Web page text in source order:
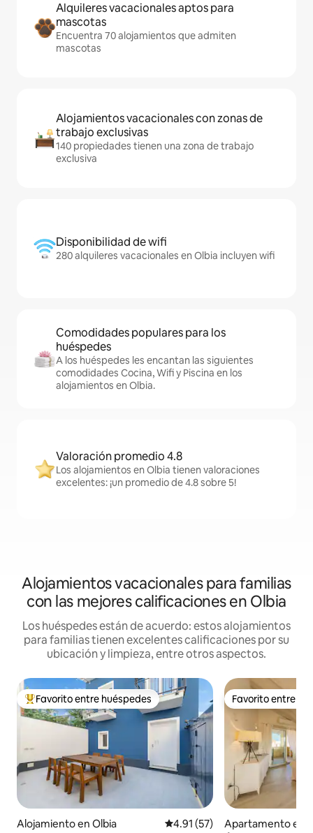
Alquileres vacacionales aptos para
mascotas
Encuentra 70 alojamientos que admiten
mascotas
Alojamientos vacacionales con zonas de
trabajo exclusivas
140 propiedades tienen una zona de trabajo
exclusiva
Disponibilidad de wifi
280 alquileres vacacionales en Olbia incluyen wifi
Comodidades populares para los
huéspedes
A los huéspedes les encantan las siguientes
comodidades Cocina, Wifi y Piscina en los
alojamientos en Olbia.
Valoración promedio 4.8
Los alojamientos en Olbia tienen valoraciones
excelentes: ¡un promedio de 4.8 sobre 5!
Alojamientos vacacionales para familias
con las mejores calificaciones en Olbia
Los huéspedes están de acuerdo: estos alojamientos
para familias tienen excelentes calificaciones por su
ubicación y limpieza, entre otros aspectos.
Favorito entre huéspedes preferido
Favorito entre huéspedes
Alojamiento en Olbia Calificación promedio: 4.91 de
4.91 (57)
Favorito entre
Favorito entre
Apartamento en